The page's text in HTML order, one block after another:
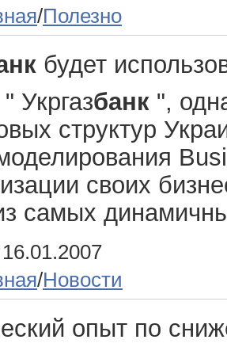
/Полезно
будет
Укргазбанк ",
структур
своих
самых
/Новости
опыт по